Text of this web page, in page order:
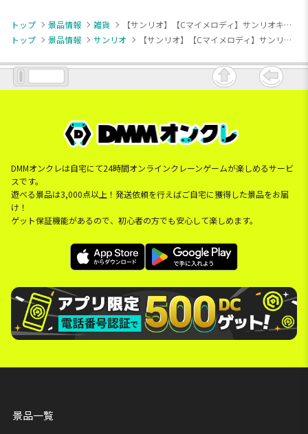
トップ 景品情報 雑貨
【サンリオ】【Cマイメロディ】サンリオキャラクターズ 夢みるエンジェル低反発まくら
トップ
景品情報 サンリオ 【サンリオ】【Cマイメロディ】サンリオキャラクターズ 夢みるエンジェル低反発まくら
DMMオンクレは自宅にて24時間オンラインクレーンゲームが楽しめるサービ
スです。
遊べる景品は3,000点以上！発送依頼を行えばご自宅に獲得した景品をお届
け！
ゲット保証機能があるので、初心者の方でも安心して楽しめます。
景品一覧